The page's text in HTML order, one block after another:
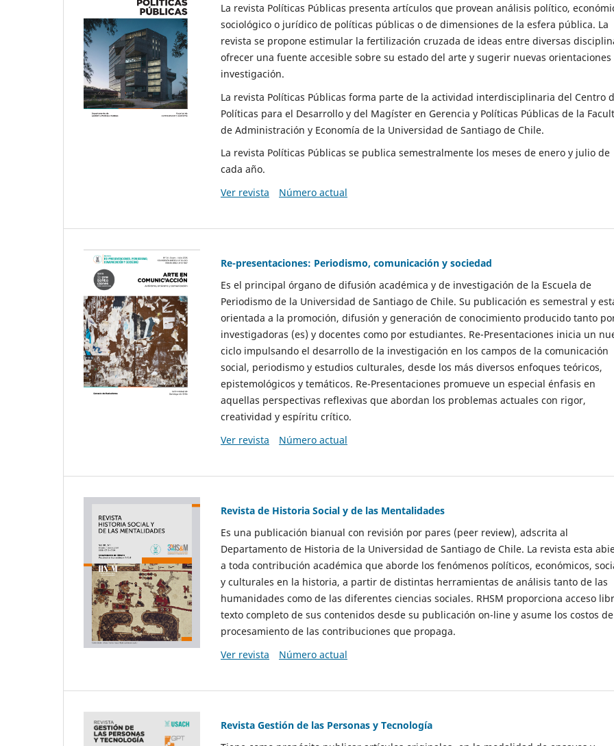
La revista Políticas Públicas presenta artículos que provean análisis político,
sociológico o jurídico de políticas públicas o de dimensiones de la esfera pública. La
revista se propone estimular la fertilización cruzada de ideas entre diversas
ofrecer una fuente accesible sobre su estado del arte y sugerir nuevas orientaciones
investigación.
La revista Políticas Públicas forma parte de la actividad interdisciplinaria del Centro
Políticas para el Desarrollo y del Magíster en Gerencia y Políticas Públicas de la
de Administración y Economía de la Universidad de Santiago de Chile.
La revista Políticas Públicas se publica semestralmente los meses de enero y julio de
cada año.
Ver revista
Número actual
Re-presentaciones: Periodismo, comunicación y sociedad
Es el principal órgano de difusión académica y de investigación de la Escuela de
Periodismo de la Universidad de Santiago de Chile. Su publicación es semestral y
orientada a la promoción, difusión y generación de conocimiento producido tanto
investigadoras (es) y docentes como por estudiantes. Re-Presentaciones inicia un
ciclo impulsando el desarrollo de la investigación en los campos de la comunicación
social, periodismo y estudios culturales, desde los más diversos enfoques teóricos,
epistemológicos y temáticos. Re-Presentaciones promueve un especial énfasis en
aquellas perspectivas reflexivas que abordan los problemas actuales con rigor,
creatividad y espíritu crítico.
Ver revista
Número actual
Revista de Historia Social y de las Mentalidades
Es una publicación bianual con revisión por pares (peer review), adscrita al
Departamento de Historia de la Universidad de Santiago de Chile. La revista esta
a toda contribución académica que aborde los fenómenos políticos, económicos,
y culturales en la historia, a partir de distintas herramientas de análisis tanto de las
humanidades como de las diferentes ciencias sociales. RHSM proporciona acceso
texto completo de sus contenidos desde su publicación on-line y asume los costos de
procesamiento de las contribuciones que propaga.
Ver revista
Número actual
Revista Gestión de las Personas y Tecnología